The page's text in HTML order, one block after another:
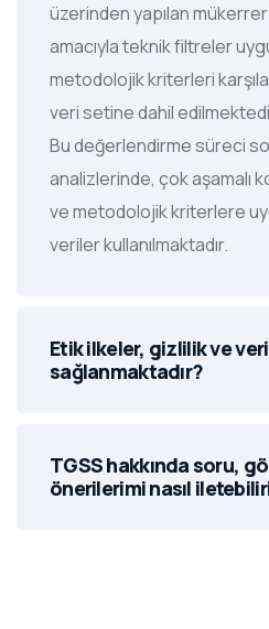
üzerinden yapılan
amacıyla teknik filtreler
metodolojik kriterleri
veri setine dahil
Bu değerlendirme süreci
analizlerinde, çok aşamalı
ve metodolojik kriterlere
veriler kullanılmaktadır.
Etik ilkeler, gizlilik ve
sağlanmaktadır?
TGSS hakkında soru,
önerilerimi nasıl